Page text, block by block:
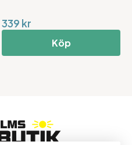
339 kr
Köp